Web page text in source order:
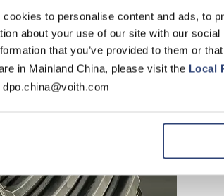
cookies to personalise content and ads, to
about your use of our site with our
that you’ve provided to them or
in Mainland China, please visit the Local